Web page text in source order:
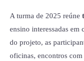
A turma de 2025 reúne
ensino interessadas
do projeto, as
oficinas, encontros